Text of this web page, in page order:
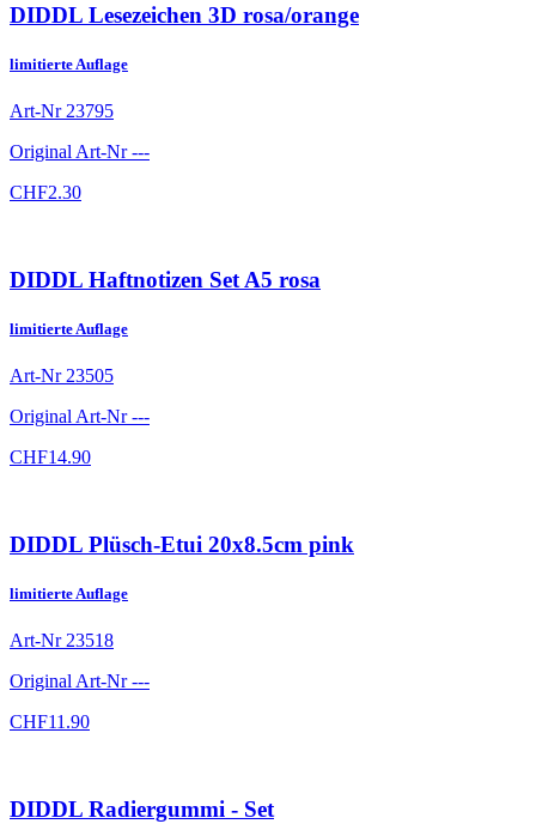
DIDDL Lesezeichen 3D rosa/orange
limitierte Auflage
Art-Nr 23795
Original Art-Nr---
CHF2.30
DIDDL Haftnotizen Set A5 rosa
limitierte Auflage
Art-Nr 23505
Original Art-Nr---
CHF14.90
DIDDL Plüsch-Etui 20x8.5cm pink
limitierte Auflage
Art-Nr 23518
Original Art-Nr---
CHF11.90
DIDDL Radiergummi - Set